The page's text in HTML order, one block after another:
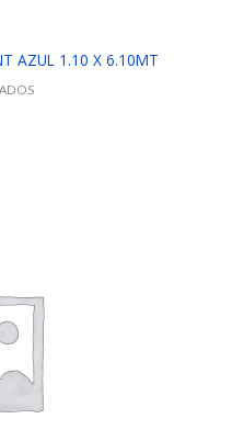
AZUL 1.10 X 6.10MT